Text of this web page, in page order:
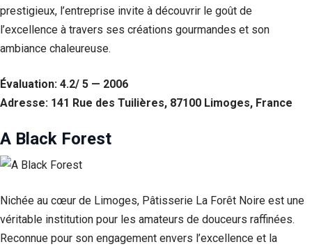
prestigieux, l’entreprise invite à découvrir le goût de
l’excellence à travers ses créations gourmandes et son
ambiance chaleureuse.
Évaluation: 4.2/ 5 — 2006
Adresse: 141 Rue des Tuilières, 87100 Limoges, France
A Black Forest
Nichée au cœur de Limoges, Pâtisserie La Forêt Noire est une
véritable institution pour les amateurs de douceurs raffinées.
Reconnue pour son engagement envers l’excellence et la